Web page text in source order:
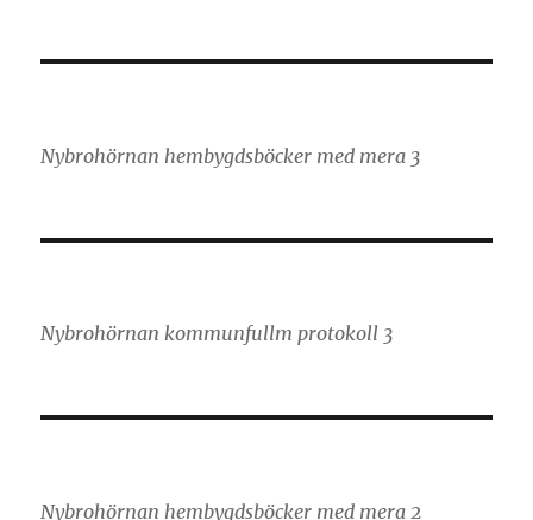
Nybrohörnan hembygdsböcker med mera 3
Nybrohörnan kommunfullm protokoll 3
Nybrohörnan hembygdsböcker med mera 2